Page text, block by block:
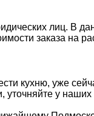
лиц. В
заказа на
кухню, уже
уточняйте у